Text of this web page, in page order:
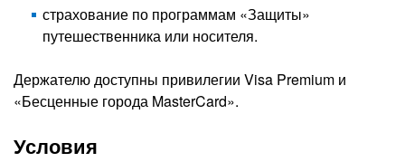
страхование по программам «Защиты»
путешественника или носителя.
Держателю доступны привилегии Visa Premium и
«Бесценные города MasterCard».
Условия